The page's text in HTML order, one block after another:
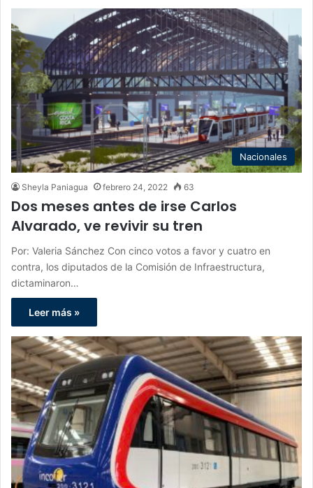
Nacionales
Sheyla Paniagua febrero 24, 2022 63
Dos meses antes de irse Carlos
Alvarado, ve revivir su tren
Por: Valeria Sánchez Con cinco votos a favor y cuatro en
contra, los diputados de la Comisión de Infraestructura,
dictaminaron…
Leer más »